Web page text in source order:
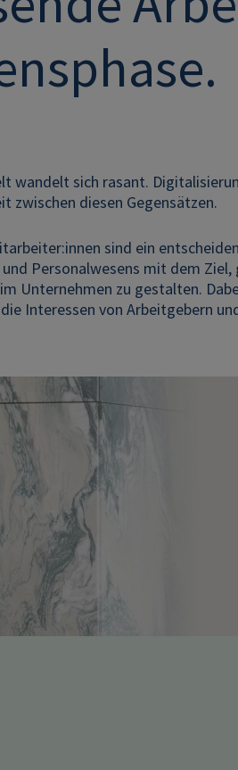
wandelt sich rasant.
zwischen diesen Gegensätzen.
sind ein
Personalwesens mit dem
Unternehmen zu gestalten.
Interessen von Arbeitgebern